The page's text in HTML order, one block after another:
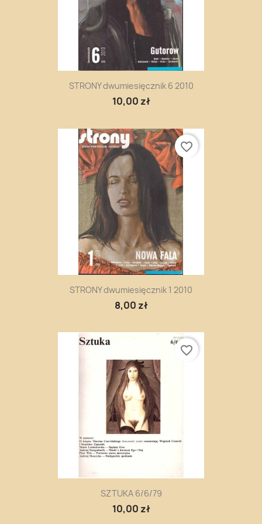
STRONY dwumiesięcznik 6 2010
10,00 zł
STRONY dwumiesięcznik 1 2010
8,00 zł
favorite_border
SZTUKA 6/6/79
10,00 zł
favorite_border